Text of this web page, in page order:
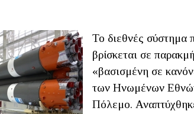
Το διεθνές σύστημα
βρίσκεται σε
«βασισμένη σε
των Ηνωμένων
Πόλεμο.